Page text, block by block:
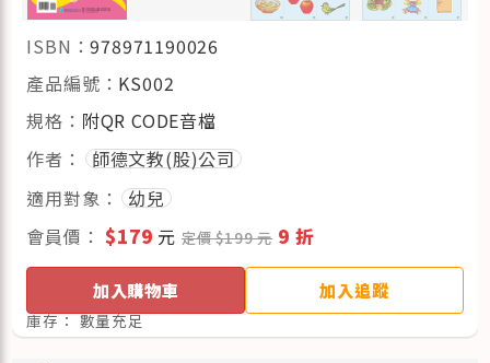
ISBN：978971190026
產品編號： KS002
規格： 附QR CODE音檔
作者：
師德文教(股)公司
適用對象：
幼兒
會員價： $179 元定價 $199 元 9 折
加入購物車 加入追蹤
庫存：數量充足